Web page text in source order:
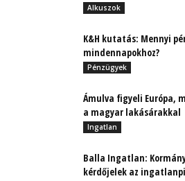
Alkuszok
K&H kutatás: Mennyi
mindennapokhoz?
Pénzügyek
Ámulva figyeli Európa,
a magyar lakásárakkal
Ingatlan
Balla Ingatlan:
kérdőjelek az